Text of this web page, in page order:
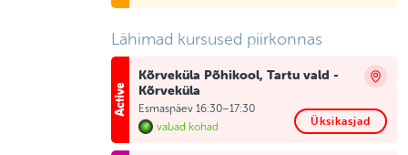
Lähimad kursused piirkonnas
Kõrveküla Põhikool, Tartu vald -
Kõrveküla
Esmaspäev 16:30–17:30
vabad kohad
Üksikasjad